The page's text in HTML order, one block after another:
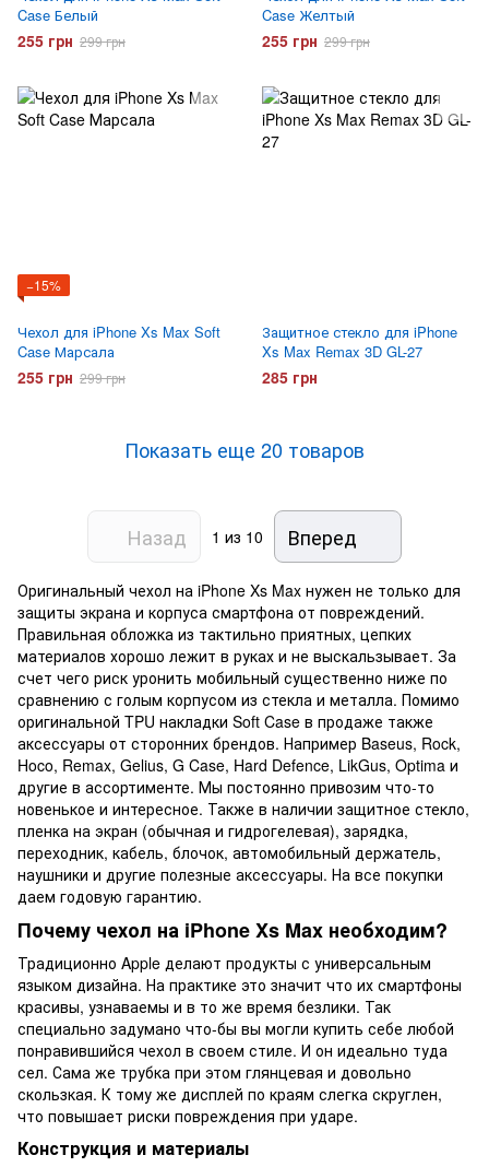
Case Белый
255 грн 299 грн
Case Желтый
255 грн 299 грн
−15%
Чехол для iPhone Xs Max Soft
Case Марсала
255 грн 299 грн
Защитное стекло для iPhone
Xs Max Remax 3D GL-27
285 грн
Показать еще 20 товаров
Назад 1 из 10 Вперед
Оригинальный чехол на iPhone Xs Max нужен не только для
защиты экрана и корпуса смартфона от повреждений.
Правильная обложка из тактильно приятных, цепких
материалов хорошо лежит в руках и не выскальзывает. За
счет чего риск уронить мобильный существенно ниже по
сравнению с голым корпусом из стекла и металла. Помимо
оригинальной TPU накладки Soft Case в продаже также
аксессуары от сторонних брендов. Например Baseus, Rock,
Hoco, Remax, Gelius, G Case, Hard Defence, LikGus, Optima и
другие в ассортименте. Мы постоянно привозим что-то
новенькое и интересное. Также в наличии защитное стекло,
пленка на экран (обычная и гидрогелевая), зарядка,
переходник, кабель, блочок, автомобильный держатель,
наушники и другие полезные аксессуары. На все покупки
даем годовую гарантию.
Почему чехол на iPhone Xs Max необходим?
Традиционно Apple делают продукты с универсальным
языком дизайна. На практике это значит что их смартфоны
красивы, узнаваемы и в то же время безлики. Так
специально задумано что-бы вы могли купить себе любой
понравившийся чехол в своем стиле. И он идеально туда
сел. Сама же трубка при этом глянцевая и довольно
скользкая. К тому же дисплей по краям слегка скруглен,
что повышает риски повреждения при ударе.
Конструкция и материалы